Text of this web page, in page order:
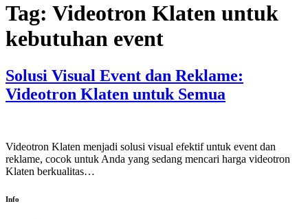
Tag: Videotron Klaten untuk
kebutuhan event
Solusi Visual Event dan Reklame:
Videotron Klaten untuk Semua
Videotron Klaten menjadi solusi visual efektif untuk event dan
reklame, cocok untuk Anda yang sedang mencari harga videotron
Klaten berkualitas…
Info